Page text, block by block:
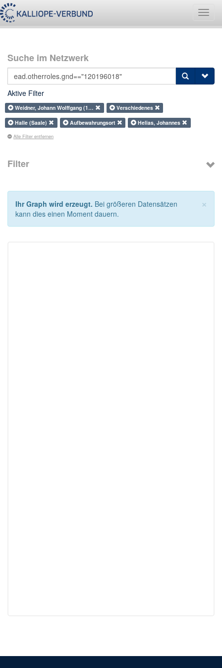
Suche im Netzwerk
Aktive Filter
Weidner, Johann Wolffgang (1…
Verschiedenes
Halle (Saale)
Aufbewahrungsort Helias, Johannes
Alle Filter entfernen
Filter
×
Ihr Graph wird erzeugt. Bei größeren Datensätzen
kann dies einen Moment dauern.